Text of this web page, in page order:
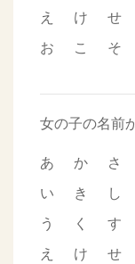
え
お
け
こ
せ
そ
女の子の名前
あ
い
う
え
か
き
く
け
さ
し
す
せ